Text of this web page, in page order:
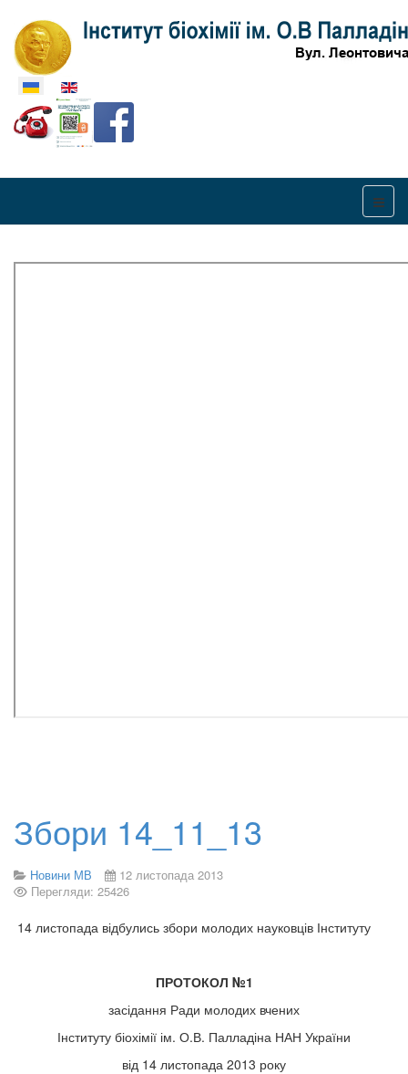
Оберіть свою мову
Збори 14_11_13
Новини МВ
12 листопада 2013
Перегляди: 25426
14 листопада відбулись збори молодих науковців Інституту
ПРОТОКОЛ №1
засідання Ради молодих вчених
Інституту біохімії ім. О.В. Палладіна НАН України
від 14 листопада 2013 року